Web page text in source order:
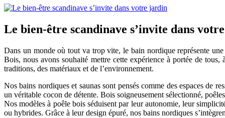
Le bien-être scandinave s’invite dans
Dans un monde où tout va trop vite, le bain nordique représente
Bois, nous avons souhaité mettre cette expérience à portée de
traditions, des matériaux et de l’environnement.
Nos bains nordiques et saunas sont pensés comme des espaces de
un véritable cocon de détente. Bois soigneusement sélectionné,
Nos modèles à poêle bois séduisent par leur autonomie, leur
ou hybrides. Grâce à leur design épuré, nos bains nordiques